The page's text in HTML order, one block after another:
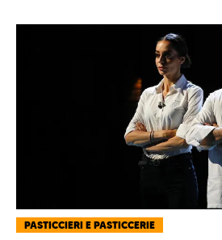
PASTICCIERI E PASTICCERIE